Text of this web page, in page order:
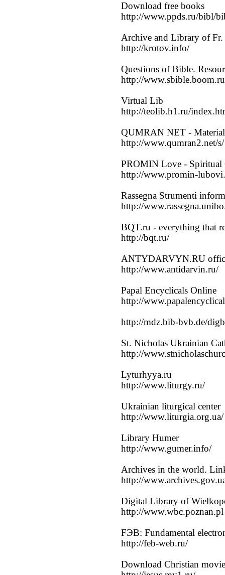
Download free books
http://www.ppds.ru/bibl/
Archive and Library of
http://krotov.info/
Questions of Bible.
http://www.sbible.boom.ru
Virtual Lib
http://teolib.h1.ru/
QUMRAN NET -
http://www.qumran2.net/s/
PROMIN Love - Spiritual
http://www.promin-
Rassegna Strumenti
http://
BQT.ru - everything that
http://bqt.ru/
ANTYDARVYN.RU
http://www.antidarvin.ru/
Papal Encyclicals Online
http://
http://mdz.bib-bvb.de/
St. Nicholas Ukrainian
http://
Lyturhyya.ru
http://www.liturgy.ru/
Ukrainian liturgical center
http://www.liturgia.org.ua/
Library Humer
http://www.gumer.info/
Archives in the world.
http://
Digital Library of
http://www.wbc.poznan.pl
FЭB: Fundamental
http://feb-web.ru/
Download Christian